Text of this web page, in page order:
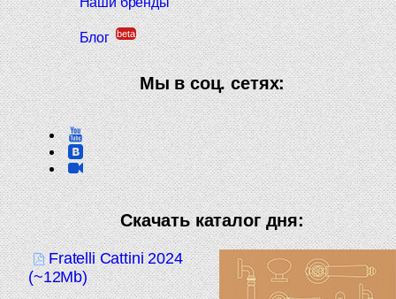
Блог beta
Мы в соц. сетях:
Скачать каталог дня:
Fratelli Cattini 2024
(~12Mb)